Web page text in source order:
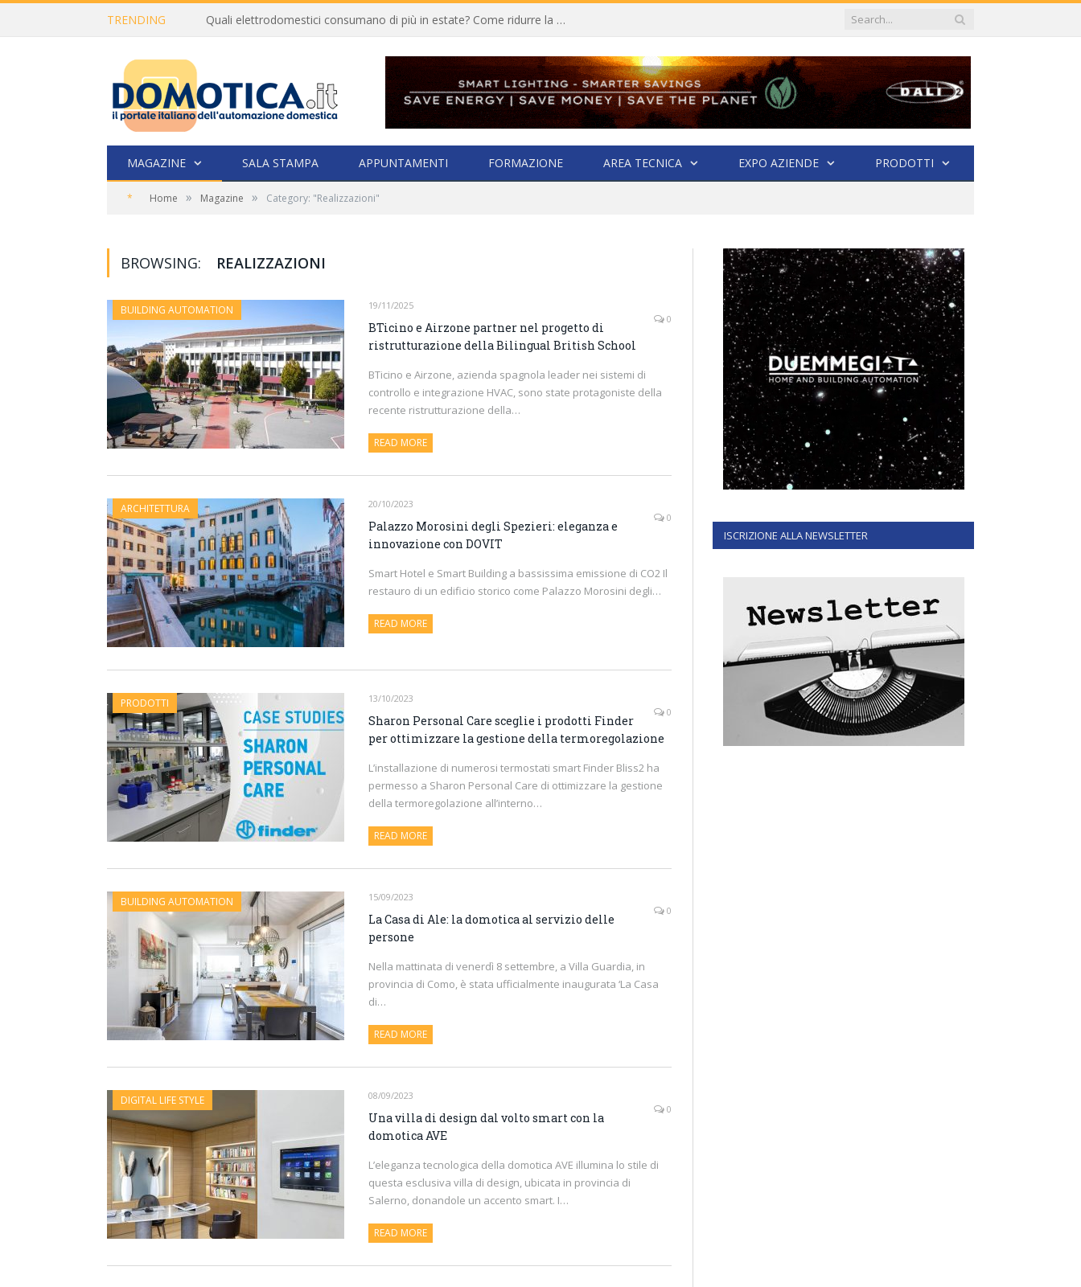
TRENDING Quali elettrodomestici consumano di più in estate? Come ridurre la bolletta
MAGAZINE SALA STAMPA APPUNTAMENTI FORMAZIONE AREA TECNICA EXPO AZIENDE PRODOTTI
* Home » Magazine » Category: "Realizzazioni"
BROWSING: REALIZZAZIONI
BUILDING AUTOMATION
19/11/2025
0
BTicino e Airzone partner nel progetto di
ristrutturazione della Bilingual British School
BTicino e Airzone, azienda spagnola leader nei sistemi di
controllo e integrazione HVAC, sono state protagoniste della
recente ristrutturazione della…
READ MORE
ARCHITETTURA
20/10/2023
0
Palazzo Morosini degli Spezieri: eleganza e
innovazione con DOVIT
Smart Hotel e Smart Building a bassissima emissione di CO2 Il
restauro di un edificio storico come Palazzo Morosini degli…
READ MORE
PRODOTTI
13/10/2023
0
Sharon Personal Care sceglie i prodotti Finder
per ottimizzare la gestione della termoregolazione
L’installazione di numerosi termostati smart Finder Bliss2 ha
permesso a Sharon Personal Care di ottimizzare la gestione
della termoregolazione all’interno…
READ MORE
BUILDING AUTOMATION
15/09/2023
0
La Casa di Ale: la domotica al servizio delle
persone
Nella mattinata di venerdì 8 settembre, a Villa Guardia, in
provincia di Como, è stata ufficialmente inaugurata ‘La Casa
di…
READ MORE
DIGITAL LIFE STYLE
08/09/2023
0
Una villa di design dal volto smart con la
domotica AVE
L’eleganza tecnologica della domotica AVE illumina lo stile di
questa esclusiva villa di design, ubicata in provincia di
Salerno, donandole un accento smart. I…
READ MORE
ISCRIZIONE ALLA NEWSLETTER